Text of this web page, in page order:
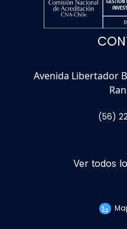
Avenida Libertador
(56)
Ver todos